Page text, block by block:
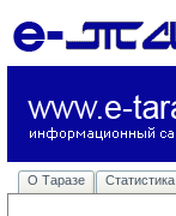
О Таразе Статистика